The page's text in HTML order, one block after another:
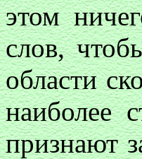
этом
слов,
области
наиболее
признают